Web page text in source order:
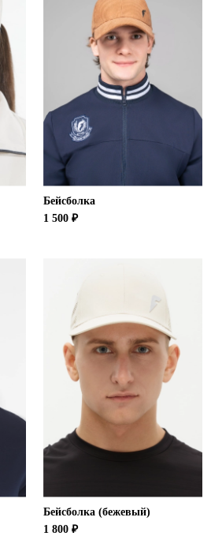
Бейсболка
1 500 ₽
Бейсболка (бежевый)
1 800 ₽